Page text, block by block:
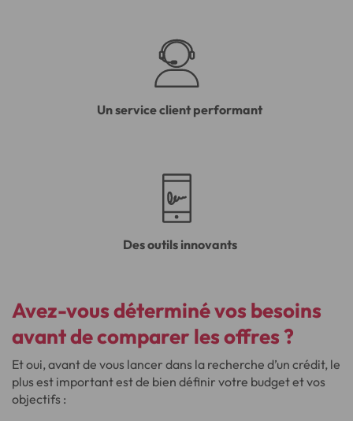
Un service client performant
Des outils innovants
Avez-vous déterminé vos besoins
avant de comparer les offres ?
Et oui, avant de vous lancer dans la recherche d’un crédit, le
plus est important est de bien définir votre budget et vos
objectifs :